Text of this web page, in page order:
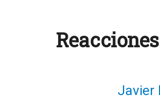
Reacciones
Javier